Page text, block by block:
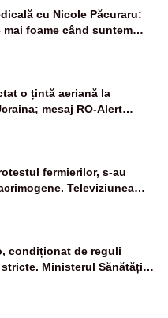
cu Nicole Păcuraru:
mai foame când suntem
o țintă aeriană la
mesaj RO-Alert
Tulcea
fermierilor, s-au
Televiziunea
apel la calm – LIVE TEXT
condiționat de reguli
stricte. Ministerul Sănătății
majore